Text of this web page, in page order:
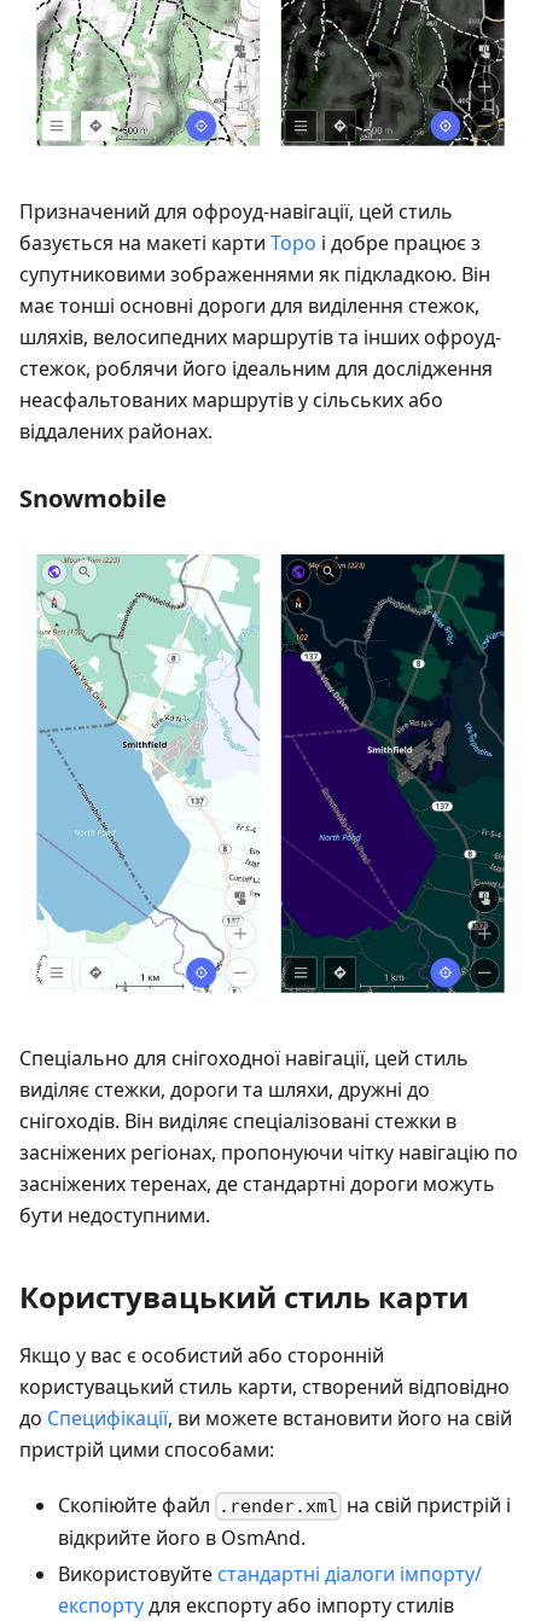
Призначений для офроуд-навігації, цей стиль
базується на макеті карти Topo і добре працює з
супутниковими зображеннями як підкладкою. Він
має тонші основні дороги для виділення стежок,
шляхів, велосипедних маршрутів та інших офроуд-
стежок, роблячи його ідеальним для дослідження
неасфальтованих маршрутів у сільських або
віддалених районах.
Snowmobile
Спеціально для снігоходної навігації, цей стиль
виділяє стежки, дороги та шляхи, дружні до
снігоходів. Він виділяє спеціалізовані стежки в
засніжених регіонах, пропонуючи чітку навігацію по
засніжених теренах, де стандартні дороги можуть
бути недоступними.
Користувацький стиль карти
Якщо у вас є особистий або сторонній
користувацький стиль карти, створений відповідно
до Специфікації, ви можете встановити його на свій
пристрій цими способами:
Скопіюйте файл .render.xml на свій пристрій і
відкрийте його в OsmAnd.
Використовуйте стандартні діалоги імпорту/
експортудля експорту або імпорту стилів